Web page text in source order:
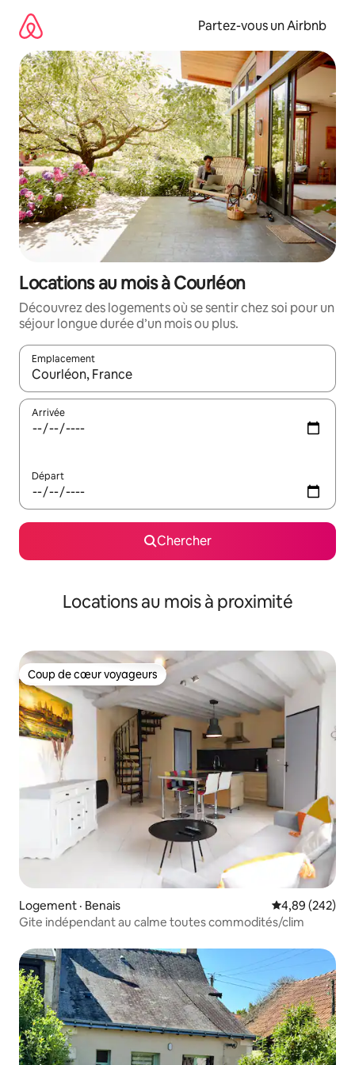
directement
contenu
Partez-vous un Airbnb
Locations au mois à Courléon
Découvrez des logements où se sentir chez soi pour un
séjour longue durée d’un mois ou plus.
Emplacement
Quand les résultats sont affichés, parcourez-les en utilisant
Arrivée
Départ
Chercher
Locations au mois à proximité
Coup de cœur voyageurs
Coup de cœur voyageurs
Logement · Benais Note
4,89 (242)
Gite indépendant au calme toutes commodités/clim